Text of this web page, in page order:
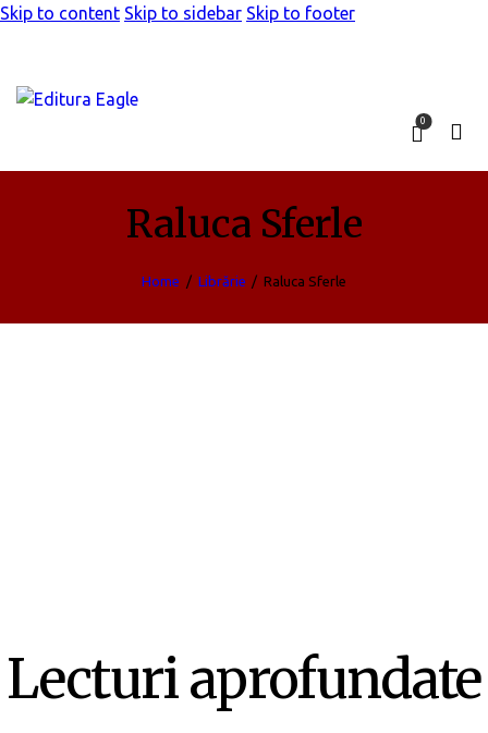
Skip to content Skip to sidebar Skip to footer
0
Raluca Sferle
Home Librărie Raluca Sferle
Lecturi aprofundate